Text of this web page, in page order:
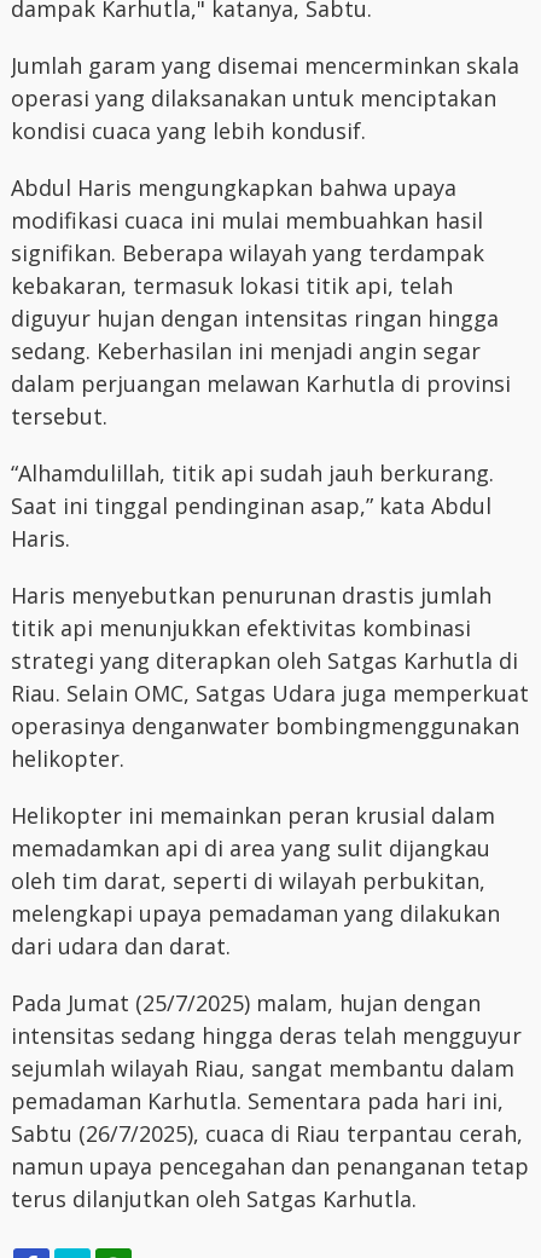
dampak Karhutla," katanya, Sabtu.
Jumlah garam yang disemai mencerminkan skala
operasi yang dilaksanakan untuk menciptakan
kondisi cuaca yang lebih kondusif.
Abdul Haris mengungkapkan bahwa upaya
modifikasi cuaca ini mulai membuahkan hasil
signifikan. Beberapa wilayah yang terdampak
kebakaran, termasuk lokasi titik api, telah
diguyur hujan dengan intensitas ringan hingga
sedang. Keberhasilan ini menjadi angin segar
dalam perjuangan melawan Karhutla di provinsi
tersebut.
“Alhamdulillah, titik api sudah jauh berkurang.
Saat ini tinggal pendinginan asap,” kata Abdul
Haris.
Haris menyebutkan penurunan drastis jumlah
titik api menunjukkan efektivitas kombinasi
strategi yang diterapkan oleh Satgas Karhutla di
Riau. Selain OMC, Satgas Udara juga memperkuat
operasinya denganwater bombingmenggunakan
helikopter.
Helikopter ini memainkan peran krusial dalam
memadamkan api di area yang sulit dijangkau
oleh tim darat, seperti di wilayah perbukitan,
melengkapi upaya pemadaman yang dilakukan
dari udara dan darat.
Pada Jumat (25/7/2025) malam, hujan dengan
intensitas sedang hingga deras telah mengguyur
sejumlah wilayah Riau, sangat membantu dalam
pemadaman Karhutla. Sementara pada hari ini,
Sabtu (26/7/2025), cuaca di Riau terpantau cerah,
namun upaya pencegahan dan penanganan tetap
terus dilanjutkan oleh Satgas Karhutla.